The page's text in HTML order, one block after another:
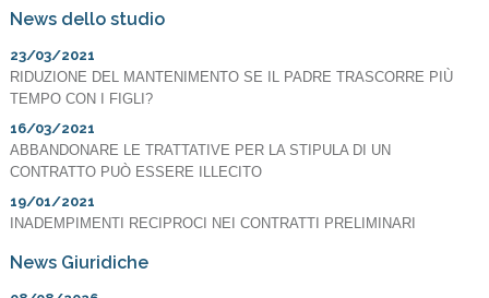
News dello studio
23/03/2021
RIDUZIONE DEL MANTENIMENTO SE IL PADRE TRASCORRE PIÙ
TEMPO CON I FIGLI?
16/03/2021
ABBANDONARE LE TRATTATIVE PER LA STIPULA DI UN
CONTRATTO PUÒ ESSERE ILLECITO
19/01/2021
INADEMPIMENTI RECIPROCI NEI CONTRATTI PRELIMINARI
News Giuridiche